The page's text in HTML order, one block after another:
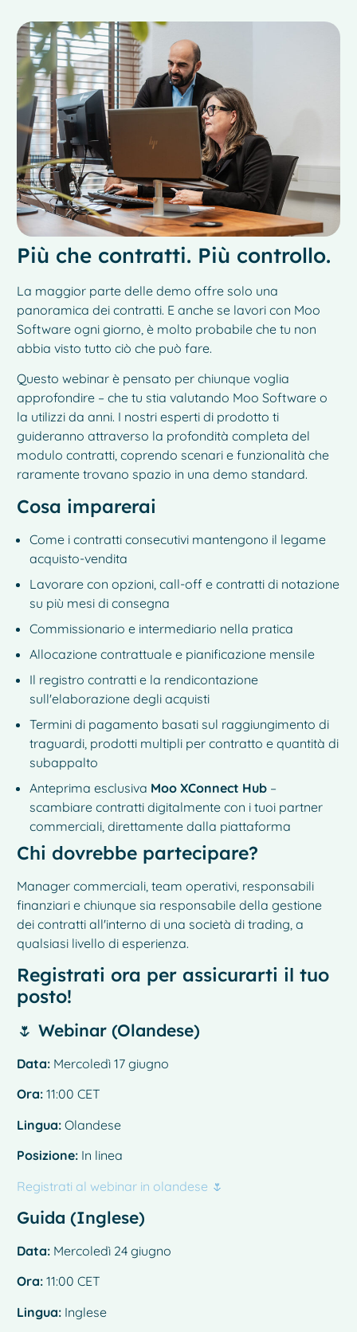
Più che contratti. Più controllo.
La maggior parte delle demo offre solo una
panoramica dei contratti. E anche se lavori con Moo
Software ogni giorno, è molto probabile che tu non
abbia visto tutto ciò che può fare.
Questo webinar è pensato per chiunque voglia
approfondire – che tu stia valutando Moo Software o
la utilizzi da anni. I nostri esperti di prodotto ti
guideranno attraverso la profondità completa del
modulo contratti, coprendo scenari e funzionalità che
raramente trovano spazio in una demo standard.
Cosa imparerai
Come i contratti consecutivi mantengono il legame
acquisto-vendita
Lavorare con opzioni, call-off e contratti di notazione
su più mesi di consegna
Commissionario e intermediario nella pratica
Allocazione contrattuale e pianificazione mensile
Il registro contratti e la rendicontazione
sull'elaborazione degli acquisti
Termini di pagamento basati sul raggiungimento di
traguardi, prodotti multipli per contratto e quantità di
subappalto
Anteprima esclusiva Moo XConnect Hub –
scambiare contratti digitalmente con i tuoi partner
commerciali, direttamente dalla piattaforma
Chi dovrebbe partecipare?
Manager commerciali, team operativi, responsabili
finanziari e chiunque sia responsabile della gestione
dei contratti all'interno di una società di trading, a
qualsiasi livello di esperienza.
Registrati ora per assicurarti il tuo
posto!
🌷 Webinar (Olandese)
Data: Mercoledì 17 giugno
Ora: 11:00 CET
Lingua: Olandese
Posizione: In linea
Registrati al webinar in olandese 🌷
Guida (Inglese)
Data: Mercoledì 24 giugno
Ora: 11:00 CET
Lingua: Inglese